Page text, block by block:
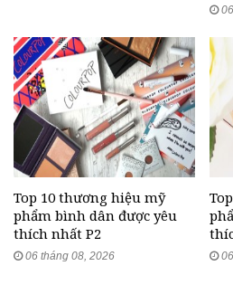
Top 10 thương hiệu mỹ
phẩm bình dân được yêu
thích nhất P2
06 tháng 08, 2026